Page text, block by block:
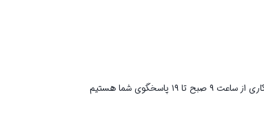
تا ۱۹ پاسخگوی شما هستیم